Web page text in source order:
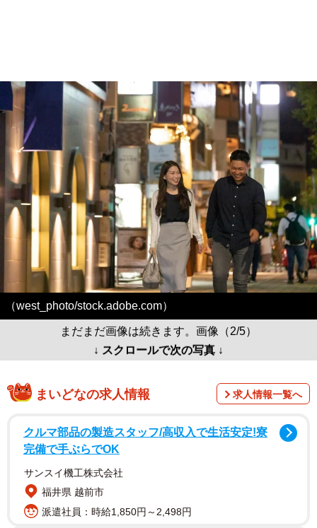
（west_photo/stock.adobe.com）
まだまだ画像は続きます。画像（2/5）
↓ スクロールで次の写真 ↓
まいどなの求人情報 求人情報一覧へ
クルマ部品の製造スタッフ/高収入で生活安定!寮
完備で手ぶらでOK
サンスイ機工株式会社
福井県 越前市
派遣社員：時給1,850円～2,498円